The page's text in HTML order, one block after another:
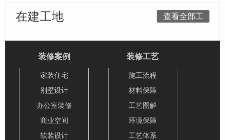
查看全部工
在建工地
装修案例
家装住宅
别墅设计
办公室装修
商业空间
软装设计
装修工艺
施工流程
材料保障
工艺图解
环境保障
工艺体系